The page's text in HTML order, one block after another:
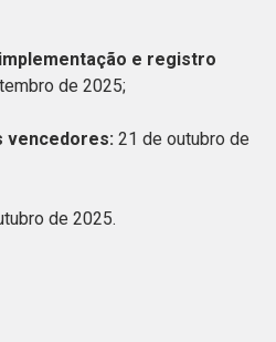
e registro
de 2025;
vencedores: 21 de outubro de
de 2025.